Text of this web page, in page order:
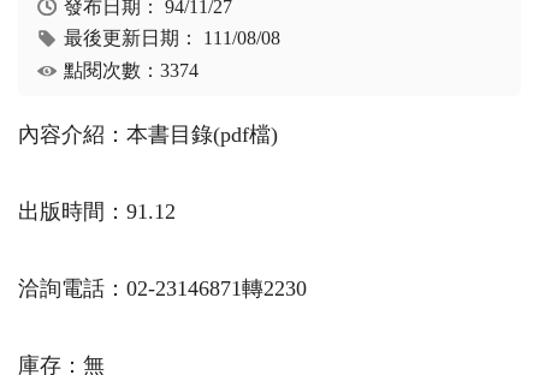
發布日期：94/11/27
最後更新日期： 111/08/08
點閱次數：3374
內容介紹：本書目錄(pdf檔)
出版時間：91.12
洽詢電話：02-23146871轉2230
庫存：無